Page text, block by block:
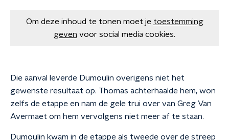
Om deze inhoud te tonen moet je toestemming
geven voor social media cookies.
Die aanval leverde Dumoulin overigens niet het
gewenste resultaat op. Thomas achterhaalde hem, won
zelfs de etappe en nam de gele trui over van Greg Van
Avermaet om hem vervolgens niet meer af te staan.
Dumoulin kwam in de etappe als tweede over de streep